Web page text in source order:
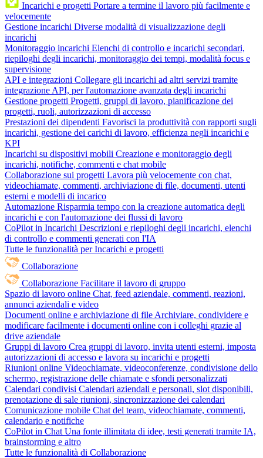
Incarichi e progetti Portare a termine il lavoro più facilmente e
velocemente
Gestione incarichi Diverse modalità di visualizzazione degli
incarichi
Monitoraggio incarichi Elenchi di controllo e incarichi secondari,
riepiloghi degli incarichi, monitoraggio dei tempi, modalità focus e
supervisione
API e integrazioni Collegare gli incarichi ad altri servizi tramite
integrazione API, per l'automazione avanzata degli incarichi
Gestione progetti Progetti, gruppi di lavoro, pianificazione dei
progetti, ruoli, autorizzazioni di accesso
Prestazioni dei dipendenti Favorisci la produttività con rapporti sugli
incarichi, gestione dei carichi di lavoro, efficienza negli incarichi e
KPI
Incarichi su dispositivi mobili Creazione e monitoraggio degli
incarichi, notifiche, commenti e chat mobile
Collaborazione sui progetti Lavora più velocemente con chat,
videochiamate, commenti, archiviazione di file, documenti, utenti
esterni e modelli di incarico
Automazione Risparmia tempo con la creazione automatica degli
incarichi e con l'automazione dei flussi di lavoro
CoPilot in Incarichi Descrizioni e riepiloghi degli incarichi, elenchi
di controllo e commenti generati con l'IA
Tutte le funzionalità per Incarichi e progetti
Collaborazione
Collaborazione Facilitare il lavoro di gruppo
Spazio di lavoro online Chat, feed aziendale, commenti, reazioni,
annunci aziendali e video
Documenti online e archiviazione di file Archiviare, condividere e
modificare facilmente i documenti online con i colleghi grazie al
drive aziendale
Gruppi di lavoro Crea gruppi di lavoro, invita utenti esterni, imposta
autorizzazioni di accesso e lavora su incarichi e progetti
Riunioni online Videochiamate, videoconferenze, condivisione dello
schermo, registrazione delle chiamate e sfondi personalizzati
Calendari condivisi Calendari aziendali e personali, slot disponibili,
prenotazione di sale riunioni, sincronizzazione dei calendari
Comunicazione mobile Chat del team, videochiamate, commenti,
calendario e notifiche
CoPilot in Chat Una fonte illimitata di idee, testi generati tramite IA,
brainstorming e altro
Tutte le funzionalità di Collaborazione